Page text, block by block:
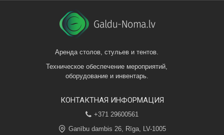
Аренда столов, стульев и тентов.
Техническое обеспечение мероприятий,
оборудование и инвентарь.
КОНТАКТНАЯ ИНФОРМАЦИЯ
+371 29600561
Ganību dambis 26, Rīga, LV-1005